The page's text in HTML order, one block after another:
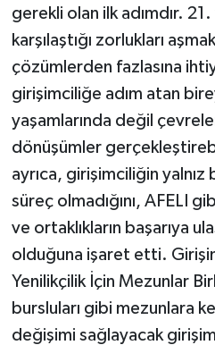
gerekli olan ilk adımdır.
karşılaştığı zorlukları
çözümlerden fazlasına
girişimciliğe adım atan
yaşamlarında değil
dönüşümler
ayrıca, girişimciliğin yalnız
süreç olmadığını, AFELI
ve ortaklıkların başarıya
olduğuna işaret etti.
Yenilikçilik İçin Mezunlar
bursluları gibi mezunlara
değişimi sağlayacak